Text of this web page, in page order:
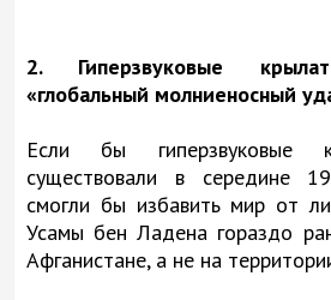
2. Гиперзвуковые
«глобальный молниеносный
Если бы гиперзвуковые
существовали в середине
смогли бы избавить мир от
Усамы бен Ладена гораздо
Афганистане, а не на